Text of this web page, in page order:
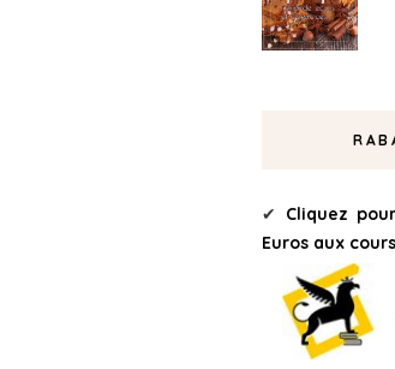
✔ Cliquez
Euros aux